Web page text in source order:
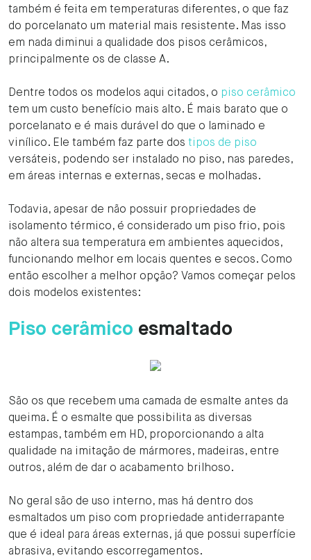
também é feita em temperaturas diferentes, o que faz
do porcelanato um material mais resistente. Mas isso
em nada diminui a qualidade dos pisos cerâmicos,
principalmente os de classe A.
Dentre todos os modelos aqui citados, o piso cerâmico
tem um custo benefício mais alto. É mais barato que o
porcelanato e é mais durável do que o laminado e
vinílico. Ele também faz parte dos tipos de piso
versáteis, podendo ser instalado no piso, nas paredes,
em áreas internas e externas, secas e molhadas.
Todavia, apesar de não possuir propriedades de
isolamento térmico, é considerado um piso frio, pois
não altera sua temperatura em ambientes aquecidos,
funcionando melhor em locais quentes e secos. Como
então escolher a melhor opção? Vamos começar pelos
dois modelos existentes:
Piso cerâmico esmaltado
São os que recebem uma camada de esmalte antes da
queima. É o esmalte que possibilita as diversas
estampas, também em HD, proporcionando a alta
qualidade na imitação de mármores, madeiras, entre
outros, além de dar o acabamento brilhoso.
No geral são de uso interno, mas há dentro dos
esmaltados um piso com propriedade antiderrapante
que é ideal para áreas externas, já que possui superfície
abrasiva, evitando escorregamentos.